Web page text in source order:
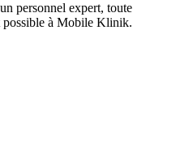
personnel expert, toute
possible à Mobile Klinik.